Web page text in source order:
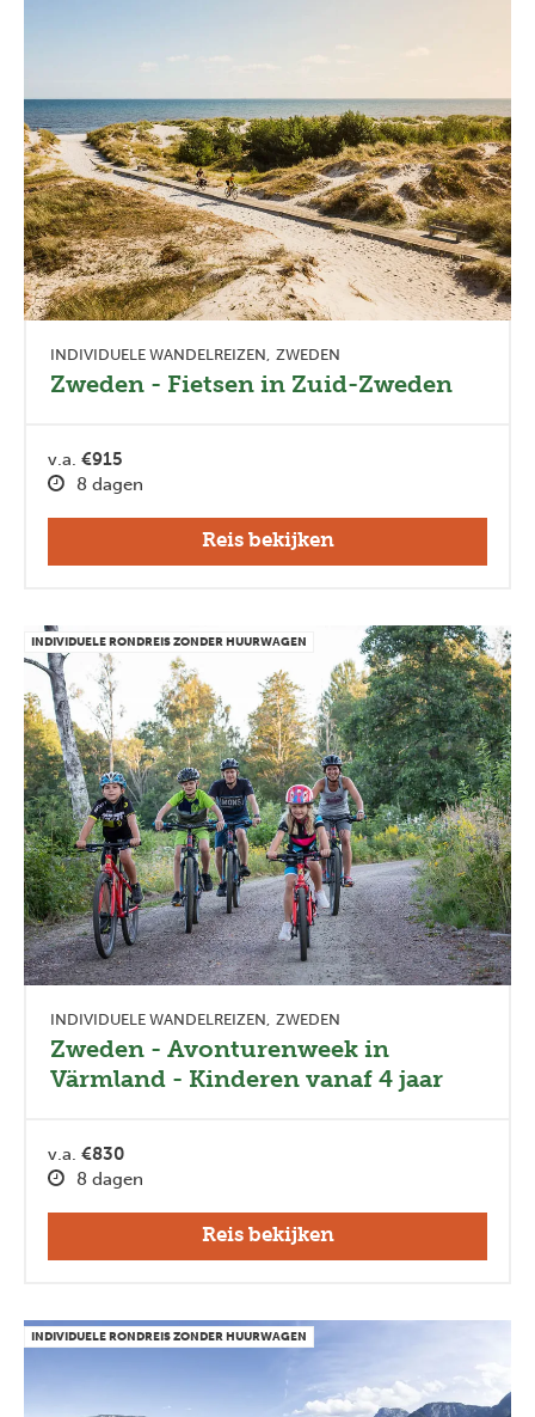
INDIVIDUELE WANDELREIZEN ZWEDEN
Zweden - Fietsen in Zuid-Zweden
v.a. €915
8 dagen
Reis bekijken
INDIVIDUELE RONDREIS ZONDER HUURWAGEN
INDIVIDUELE WANDELREIZEN ZWEDEN
Zweden - Avonturenweek in
Värmland - Kinderen vanaf 4 jaar
v.a. €830
8 dagen
Reis bekijken
INDIVIDUELE RONDREIS ZONDER HUURWAGEN